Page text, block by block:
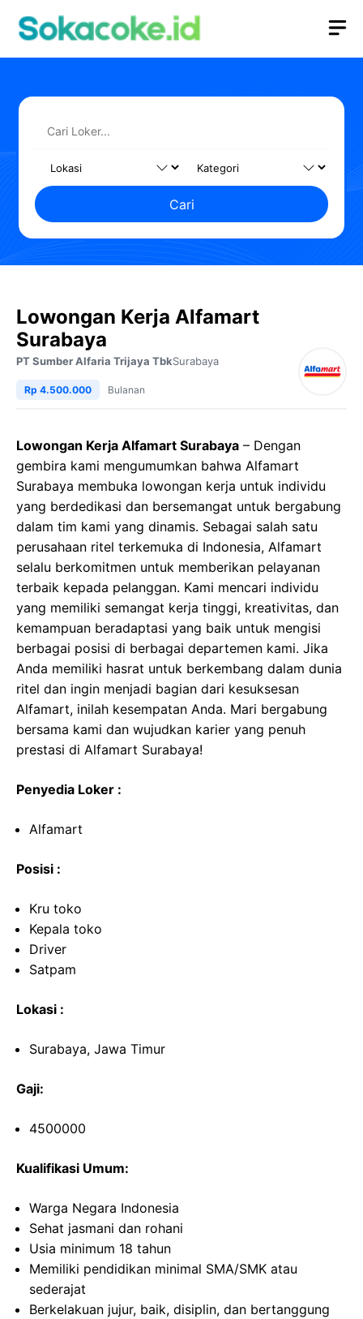
Cari
Lowongan Kerja Alfamart
Surabaya
PT Sumber Alfaria Trijaya TbkSurabaya
Rp 4.500.000 Bulanan
Lowongan Kerja Alfamart Surabaya – Dengan
gembira kami mengumumkan bahwa Alfamart
Surabaya membuka lowongan kerja untuk individu
yang berdedikasi dan bersemangat untuk bergabung
dalam tim kami yang dinamis. Sebagai salah satu
perusahaan ritel terkemuka di Indonesia, Alfamart
selalu berkomitmen untuk memberikan pelayanan
terbaik kepada pelanggan. Kami mencari individu
yang memiliki semangat kerja tinggi, kreativitas, dan
kemampuan beradaptasi yang baik untuk mengisi
berbagai posisi di berbagai departemen kami. Jika
Anda memiliki hasrat untuk berkembang dalam dunia
ritel dan ingin menjadi bagian dari kesuksesan
Alfamart, inilah kesempatan Anda. Mari bergabung
bersama kami dan wujudkan karier yang penuh
prestasi di Alfamart Surabaya!
Penyedia Loker :
Alfamart
Posisi :
Kru toko
Kepala toko
Driver
Satpam
Lokasi :
Surabaya, Jawa Timur
Gaji:
4500000
Kualifikasi Umum:
Warga Negara Indonesia
Sehat jasmani dan rohani
Usia minimum 18 tahun
Memiliki pendidikan minimal SMA/SMK atau
sederajat
Berkelakuan jujur, baik, disiplin, dan bertanggung